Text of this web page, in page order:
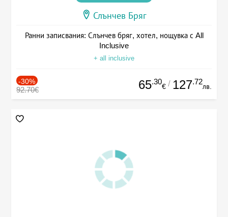
Слънчев Бряг
Ранни записвания: Слънчев бряг, хотел, нощувка с All
Inclusive
+ all inclusive
-30%
92.70€ 65.30
€ / 127.72
лв.